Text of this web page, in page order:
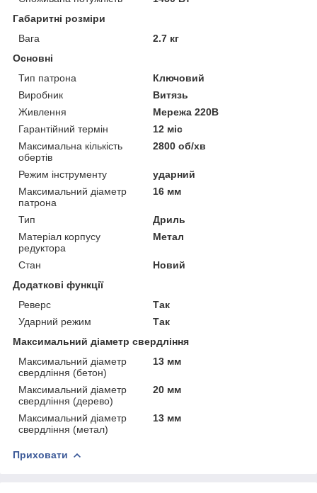
Габаритні розміри
Вага
2.7 кг
Основні
Тип патрона
Ключовий
Виробник
Витязь
Живлення
Мережа 220В
Гарантійний термін
12 міс
Максимальна кількість
обертів
2800 об/хв
Режим інструменту
ударний
Максимальний діаметр
патрона
16 мм
Тип
Дриль
Матеріал корпусу
редуктора
Метал
Стан
Новий
Додаткові функції
Реверс
Так
Ударний режим
Так
Максимальний діаметр свердління
Максимальний діаметр
свердління (бетон)
13 мм
Максимальний діаметр
свердління (дерево)
20 мм
Максимальний діаметр
свердління (метал)
13 мм
Приховати